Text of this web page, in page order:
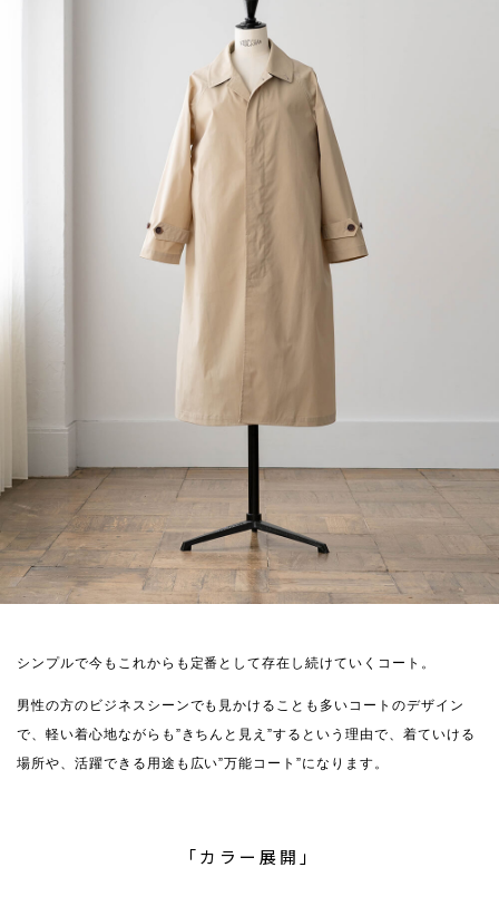
シンプルで今もこれからも定番として存在し続けていくコート。
男性の方のビジネスシーンでも見かけることも多いコートのデザイン
で、軽い着心地ながらも”きちんと見え”するという理由で、着ていける
場所や、活躍できる用途も広い”万能コート”になります。
「カラー展開」